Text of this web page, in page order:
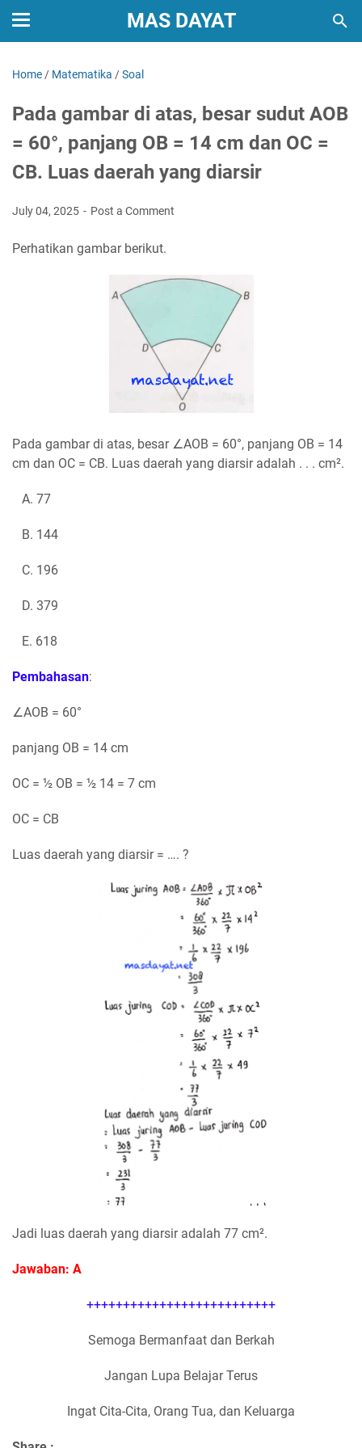
MAS DAYAT
Home / Matematika /Soal
Pada gambar di atas, besar sudut AOB
= 60°, panjang OB = 14 cm dan OC =
CB. Luas daerah yang diarsir
July 04, 2025 Post a Comment
Perhatikan gambar berikut.
Pada gambar di atas, besar ∠AOB = 60°, panjang OB = 14
cm dan OC = CB. Luas daerah yang diarsir adalah . . . cm².
A. 77
B. 144
C. 196
D. 379
E. 618
Pembahasan:
∠AOB = 60°
panjang OB = 14 cm
OC = ½ OB = ½ 14 = 7 cm
OC = CB
Luas daerah yang diarsir = …. ?
Jadi luas daerah yang diarsir adalah 77 cm².
Jawaban: A
++++++++++++++++++++++++++
Semoga Bermanfaat dan Berkah
Jangan Lupa Belajar Terus
Ingat Cita-Cita, Orang Tua, dan Keluarga